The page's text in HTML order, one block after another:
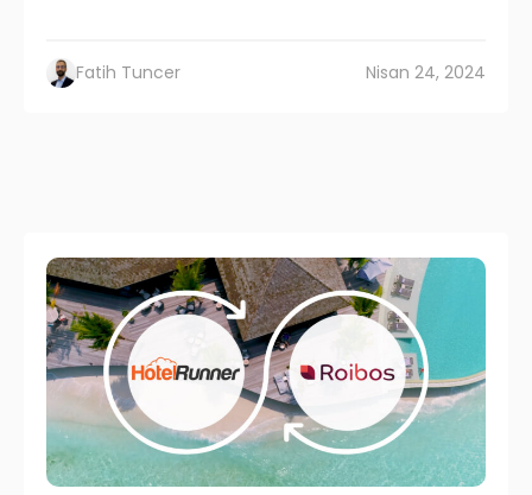
Fatih Tuncer Nisan 24, 2024